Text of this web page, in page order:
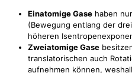
Einatomige Gase haben
(Bewegung entlang der
höheren
Zweiatomige Gase
translatorischen auch
aufnehmen können,